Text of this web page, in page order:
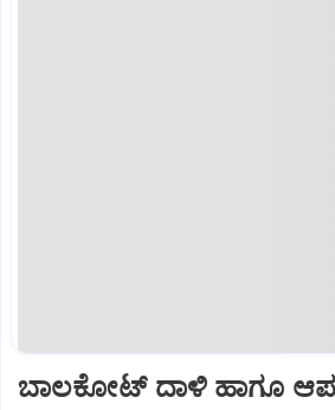
ಬಾಲಕೋಟ್‌ ದಾಳಿ ಹಾಗೂ